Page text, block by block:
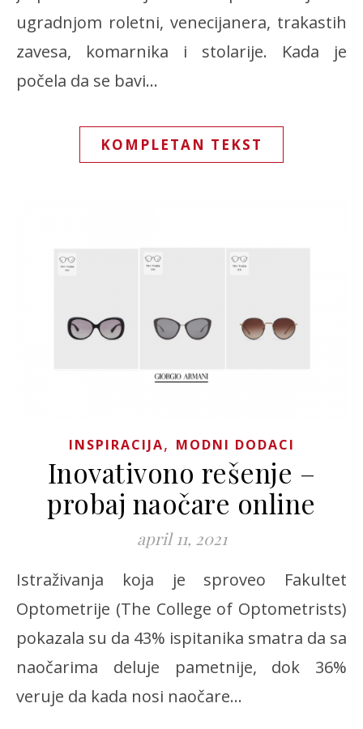
ugradnjom roletni, venecijanera, trakastih
zavesa, komarnika i stolarije. Kada je
počela da se bavi…
KOMPLETAN TEKST
INSPIRACIJA, MODNI DODACI
Inovativono rešenje –
probaj naočare online
april 11, 2021
Istraživanja koja je sproveo Fakultet
Optometrije (The College of Optometrists)
pokazala su da 43% ispitanika smatra da sa
naočarima deluje pametnije, dok 36%
veruje da kada nosi naočare…